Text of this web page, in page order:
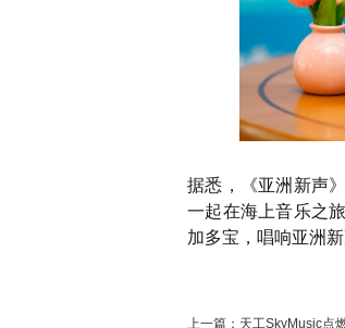
据悉，《亚洲新声
一起在海上音乐之
加多宝，唱响亚洲新
上一篇： 天工SkyMusic点